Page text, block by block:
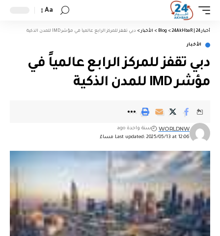
Aa
أخبار 24 | 24AkHbaR >
Blog
> الأخبار > دبي تقفز للمركز الرابع عالمياً في مؤشر IMD للمدن الذكية
الأخبار
دبي تقفز للمركز الرابع عالمياً في
مؤشر IMD للمدن الذكية
Last updated: 2025/05/13 at 12:06 مساءً
WORLDNW سنة واحدة ago